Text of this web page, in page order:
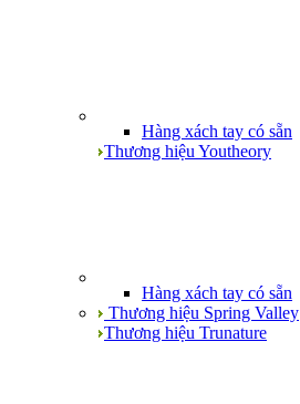
Hàng xách tay có sẵn
Thương hiệu Youtheory
Hàng xách tay có sẵn
Thương hiệu Spring Valley
Thương hiệu Trunature